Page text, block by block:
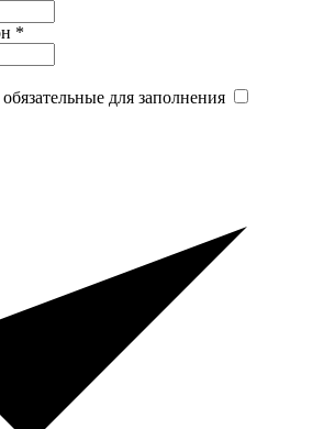
*
обязательные для заполнения